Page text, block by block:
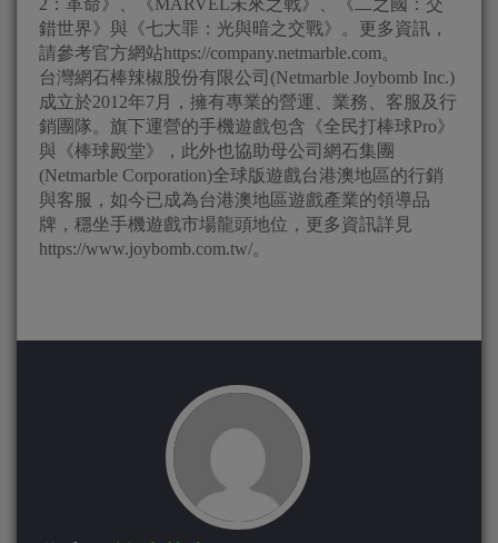
2：革命》、《MARVEL未來之戰》、《二之國：交
錯世界》與《七大罪：光與暗之交戰》。更多資訊，
請參考官方網站https://company.netmarble.com。
台灣網石棒辣椒股份有限公司(Netmarble Joybomb Inc.)
成立於2012年7月，擁有專業的營運、業務、客服及行
銷團隊。旗下運營的手機遊戲包含《全民打棒球Pro》
與《棒球殿堂》，此外也協助母公司網石集團
(Netmarble Corporation)全球版遊戲台港澳地區的行銷
與客服，如今已成為台港澳地區遊戲產業的領導品
牌，穩坐手機遊戲市場龍頭地位，更多資訊詳見
https://www.joybomb.com.tw/。